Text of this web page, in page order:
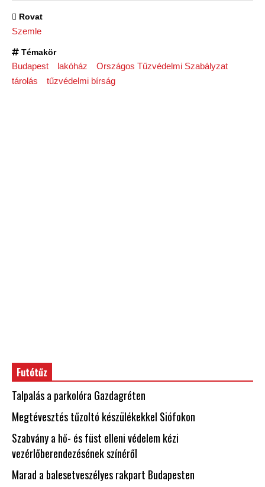
Rovat
Szemle
Témakör
Budapest lakóház
Országos Tűzvédelmi Szabályzat
tárolás
tűzvédelmi bírság
Futótűz
Talpalás a parkolóra Gazdagréten
Megtévesztés tűzoltó készülékekkel Siófokon
Szabvány a hő- és füst elleni védelem kézi
vezérlőberendezésének színéről
Marad a balesetveszélyes rakpart Budapesten